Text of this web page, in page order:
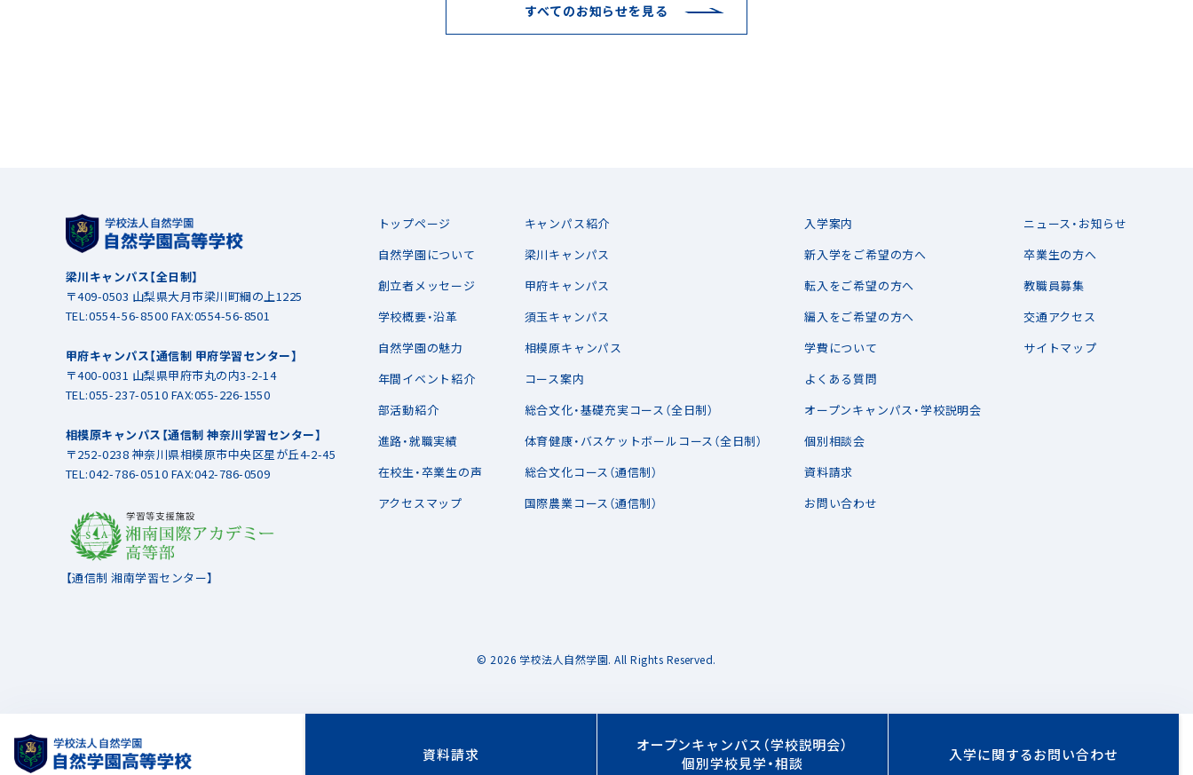
すべてのお知らせを見る
梁川キャンパス【全日制】
〒409-0503 山梨県大月市梁川町綱の上1225
TEL:0554-56-8500 FAX:0554-56-8501
甲府キャンパス【通信制 甲府学習センター】
〒400-0031 山梨県甲府市丸の内3-2-14
TEL:055-237-0510 FAX:055-226-1550
相模原キャンパス【通信制 神奈川学習センター】
〒252-0238 神奈川県相模原市中央区星が丘4-2-45
TEL:042-786-0510 FAX:042-786-0509
【通信制 湘南学習センター】
トップページ
自然学園について
創立者メッセージ
学校概要・沿革
自然学園の魅力
年間イベント紹介
部活動紹介
進路・就職実績
在校生・卒業生の声
アクセスマップ
キャンパス紹介
梁川キャンパス
甲府キャンパス
須玉キャンパス
相模原キャンパス
コース案内
総合文化・基礎充実コース（全日制）
体育健康・バスケットボールコース（全日制）
総合文化コース（通信制）
国際農業コース（通信制）
入学案内
新入学をご希望の方へ
転入をご希望の方へ
編入をご希望の方へ
学費について
よくある質問
オープンキャンパス・学校説明会
個別相談会
資料請求
お問い合わせ
ニュース・お知らせ
卒業生の方へ
教職員募集
交通アクセス
サイトマップ
© 2026 学校法人自然学園. All Rights Reserved.
資料請求
オープンキャンパス（学校説明会）
個別学校見学・相談
入学に関するお問い合わせ